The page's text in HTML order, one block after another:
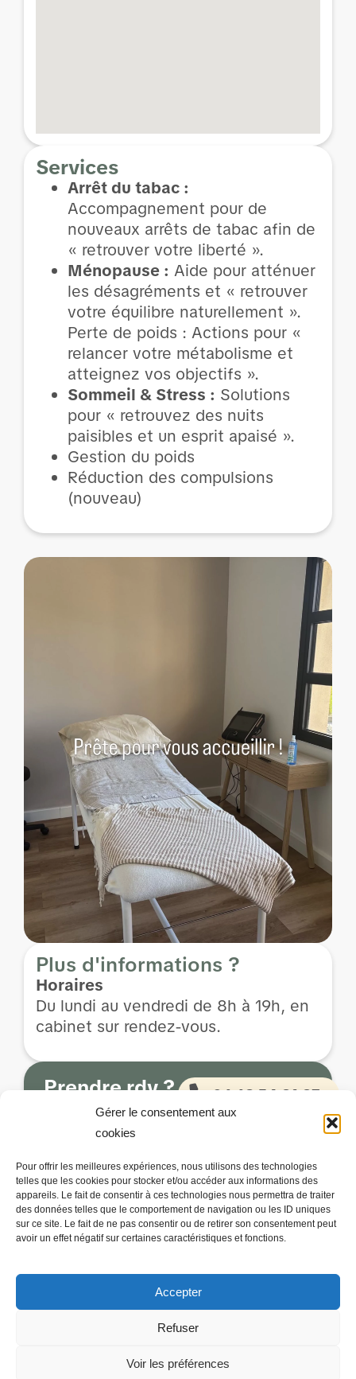
Gérer le consentement aux
cookies
Pour offrir les meilleures expériences, nous utilisons des technologies
telles que les cookies pour stocker et/ou accéder aux informations des
appareils. Le fait de consentir à ces technologies nous permettra de traiter
des données telles que le comportement de navigation ou les ID uniques
sur ce site. Le fait de ne pas consentir ou de retirer son consentement peut
avoir un effet négatif sur certaines caractéristiques et fonctions.
Accepter
Refuser
Voir les préférences
Services
Arrêt du tabac :
Accompagnement pour de
nouveaux arrêts de tabac afin de
« retrouver votre liberté ».
Ménopause : Aide pour atténuer
les désagréments et « retrouver
votre équilibre naturellement ».
Perte de poids : Actions pour «
relancer votre métabolisme et
atteignez vos objectifs ».
Sommeil & Stress : Solutions
pour « retrouvez des nuits
paisibles et un esprit apaisé ».
Gestion du poids
Réduction des compulsions
(nouveau)
Plus d'informations ?
Horaires
Du lundi au vendredi de 8h à 19h, en
cabinet sur rendez-vous.
Prendre rdv ? 06.63.54.21.27
Centre Santé & Bien-être Epione
13 Rue des Pyrénées,
11000 Carcassonne